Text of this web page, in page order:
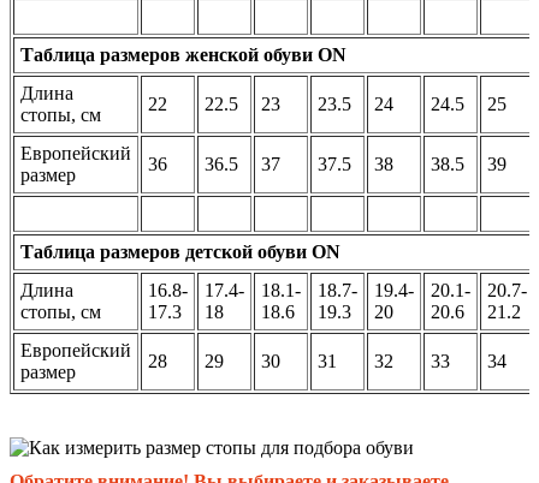
Таблица размеров женской обуви ON
Длина
стопы, см
22 22.5 23 23.5 24 24.5 25
Европейский
размер
36 36.5 37 37.5 38 38.5 39
Таблица размеров детской обуви ON
Длина
стопы, см
16.8-
17.3
17.4-
18
18.1-
18.6
18.7-
19.3
19.4-
20
20.1-
20.6
20.7-
21.2
Европейский
размер
28 29 30 31 32 33 34